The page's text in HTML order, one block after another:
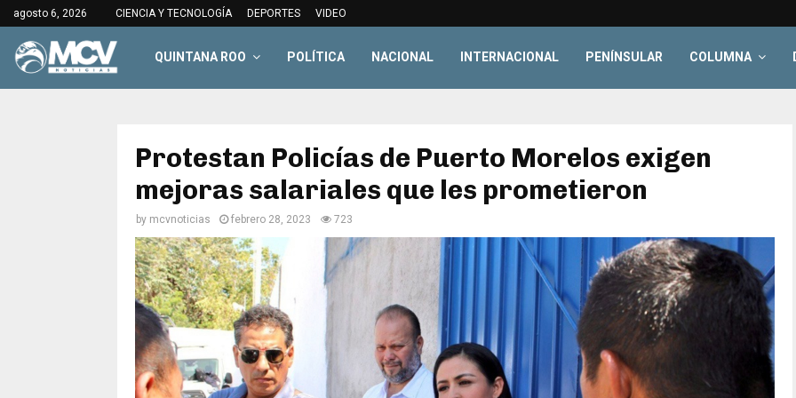
agosto 6, 2026 CIENCIA Y TECNOLOGÍA DEPORTES VIDEO
QUINTANA ROO POLÍTICA NACIONAL INTERNACIONAL PENÍNSULAR COLUMNA
Protestan Policías de Puerto Morelos exigen
mejoras salariales que les prometieron
by mcvnoticias febrero 28, 2023 723